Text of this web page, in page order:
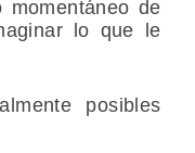
de
lo que le
posibles